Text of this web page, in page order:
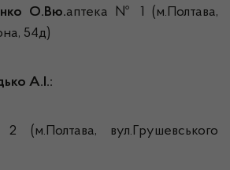
О.Вю.аптека № 1 (м.Полтава,
54д)
А.І.:
вул.Грушевського